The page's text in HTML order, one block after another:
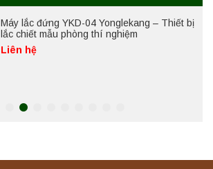
Máy lắc đứng YKD-04 Yonglekang – Thiết bị
lắc chiết mẫu phòng thí nghiệm
Liên hệ
Máy lắc đứng YKD-06 Yonglekang – Thiết bị
lắc chiết mẫu phòng thí nghiệm